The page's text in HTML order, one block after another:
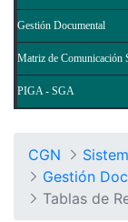
Gestión Documental
Matriz de Comunicación
PIGA - SGA
CGN
Gestión